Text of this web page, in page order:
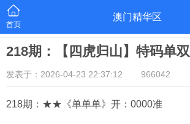
首页
澳门精华区
218期：【四虎归山】特码单双
发表于：2026-04-23 22:37:12 966042
218期：★★《单单单》开：0000准